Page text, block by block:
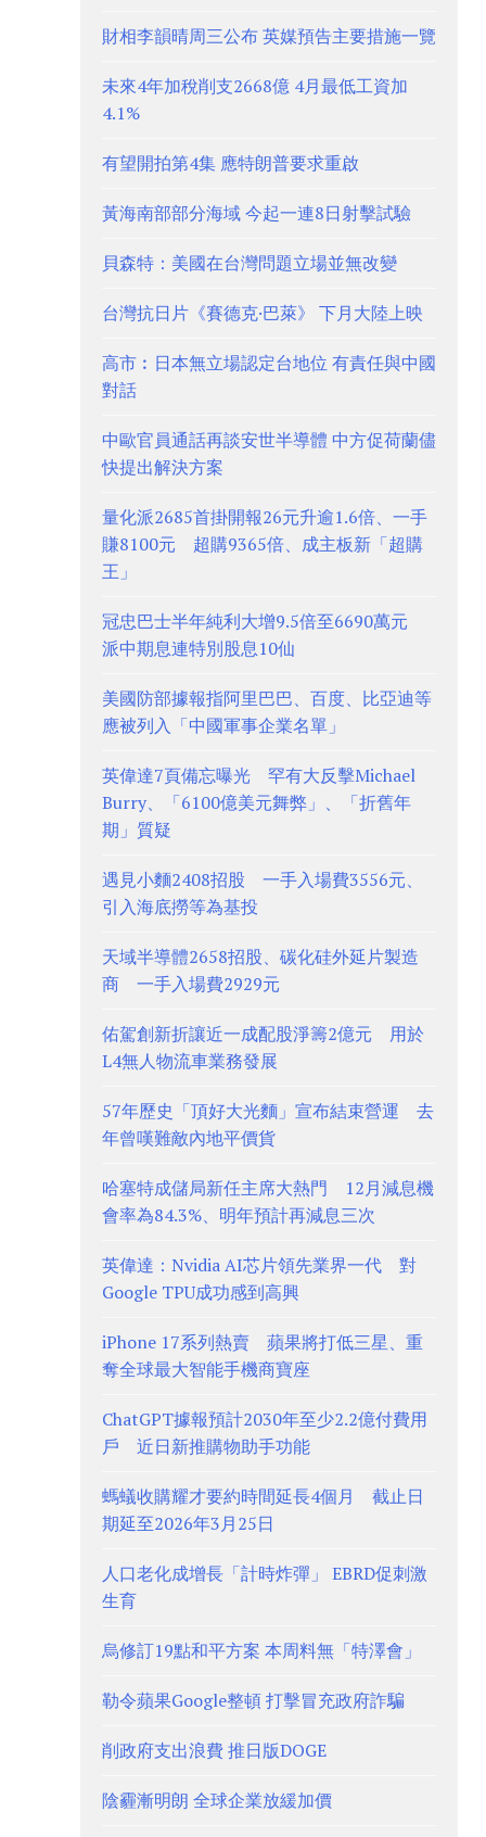
財相李韻晴周三公布 英媒預告主要措施一覽
未來4年加稅削支2668億 4月最低工資加
4.1%
有望開拍第4集 應特朗普要求重啟
黃海南部部分海域 今起一連8日射擊試驗
貝森特：美國在台灣問題立場並無改變
台灣抗日片《賽德克·巴萊》 下月大陸上映
高市︰日本無立場認定台地位 有責任與中國
對話
中歐官員通話再談安世半導體 中方促荷蘭儘
快提出解決方案
量化派2685首掛開報26元升逾1.6倍、一手
賺8100元 超購9365倍、成主板新「超購
王」
冠忠巴士半年純利大增9.5倍至6690萬元
派中期息連特別股息10仙
美國防部據報指阿里巴巴、百度、比亞迪等
應被列入「中國軍事企業名單」
英偉達7頁備忘曝光 罕有大反擊Michael
Burry、「6100億美元舞弊」、「折舊年
期」質疑
遇見小麵2408招股 一手入場費3556元、
引入海底撈等為基投
天域半導體2658招股、碳化硅外延片製造
商 一手入場費2929元
佑駕創新折讓近一成配股淨籌2億元 用於
L4無人物流車業務發展
57年歷史「頂好大光麵」宣布結束營運 去
年曾嘆難敵內地平價貨
哈塞特成儲局新任主席大熱門 12月減息機
會率為84.3%、明年預計再減息三次
英偉達：Nvidia AI芯片領先業界一代 對
Google TPU成功感到高興
iPhone 17系列熱賣 蘋果將打低三星、重
奪全球最大智能手機商寶座
ChatGPT據報預計2030年至少2.2億付費用
戶 近日新推購物助手功能
螞蟻收購耀才要約時間延長4個月 截止日
期延至2026年3月25日
人口老化成增長「計時炸彈」 EBRD促刺激
生育
烏修訂19點和平方案 本周料無「特澤會」
勒令蘋果Google整頓 打擊冒充政府詐騙
削政府支出浪費 推日版DOGE
陰霾漸明朗 全球企業放緩加價